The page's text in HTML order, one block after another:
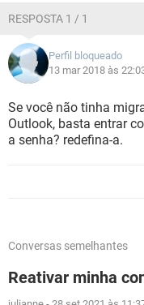
RESPOSTA 1 / 1
Perfil bloqueado
13 mar 2018 às
Se você não tinha
Outlook, basta entrar
a senha? redefina-a.
Conversas semelhantes
Reativar minha